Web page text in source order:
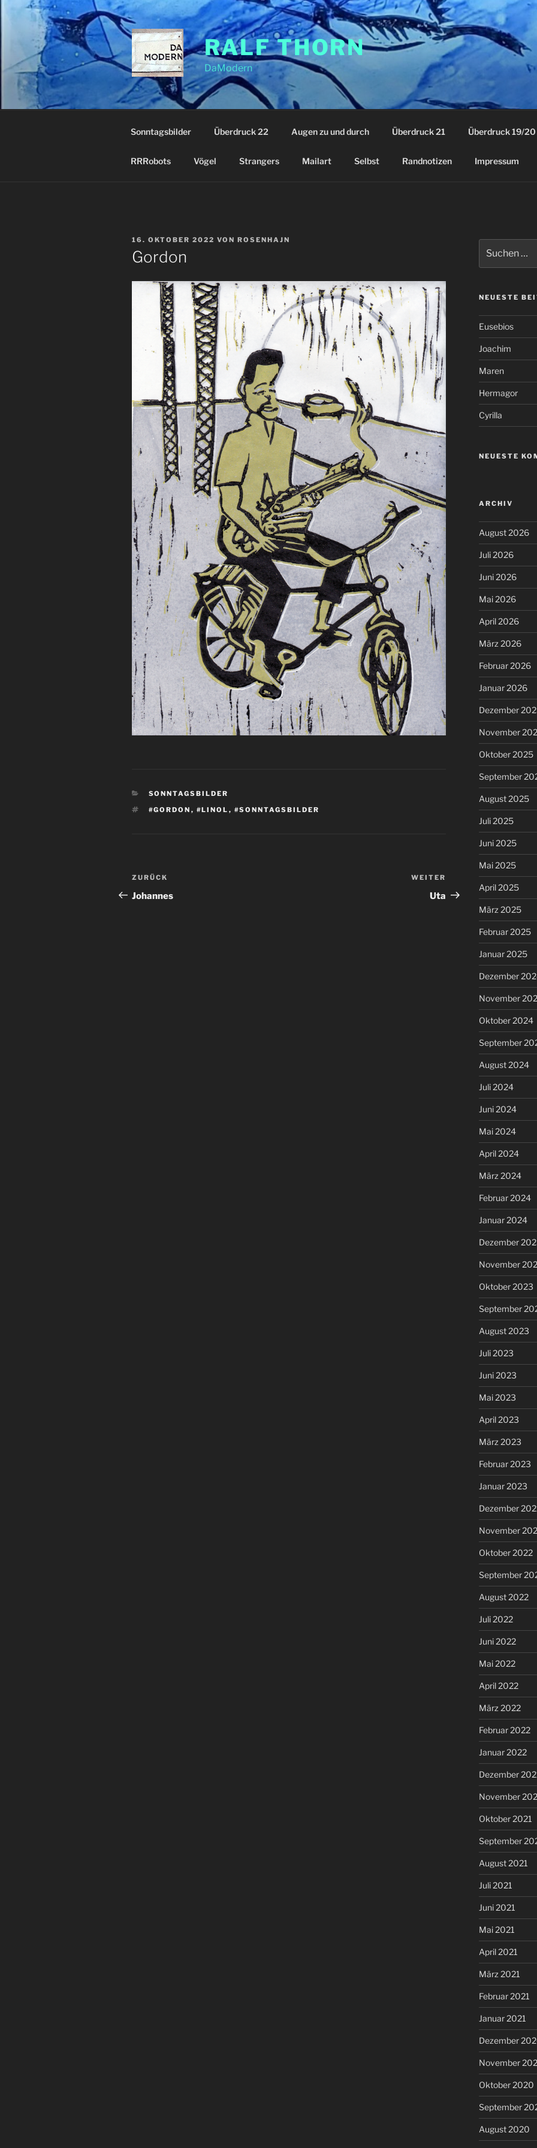
Zum
RALF THORN
DaModern
Sonntagsbilder Überdruck 22 Augen zu und durch Überdruck 21 Überdruck 19/20
RRRobots Vögel Strangers Mailart Selbst Randnotizen Impressum
VERÖFFENTLICHT
AM
16. OKTOBER 2022 VON ROSENHAJN
Gordon
KATEGORIEN
SONNTAGSBILDER
SCHLAGWÖRTER
#GORDON , #LINOL , #SONNTAGSBILDER
Beitragsnavigation
Vorheriger
Beitrag
ZURÜCK
Johannes
Nächster
Beitrag
WEITER
Uta
nach:
NEUESTE
Eusebios
Joachim
Maren
Hermagor
Cyrilla
NEUESTE
ARCHIV
August 2026
Juli 2026
Juni 2026
Mai 2026
April 2026
März 2026
Februar 2026
Januar 2026
Dezember
November
Oktober 2025
September
August 2025
Juli 2025
Juni 2025
Mai 2025
April 2025
März 2025
Februar 2025
Januar 2025
Dezember
November
Oktober 2024
September
August 2024
Juli 2024
Juni 2024
Mai 2024
April 2024
März 2024
Februar 2024
Januar 2024
Dezember
November
Oktober 2023
September
August 2023
Juli 2023
Juni 2023
Mai 2023
April 2023
März 2023
Februar 2023
Januar 2023
Dezember
November
Oktober 2022
September
August 2022
Juli 2022
Juni 2022
Mai 2022
April 2022
März 2022
Februar 2022
Januar 2022
Dezember
November
Oktober 2021
September
August 2021
Juli 2021
Juni 2021
Mai 2021
April 2021
März 2021
Februar 2021
Januar 2021
Dezember
November
Oktober 2020
September
August 2020